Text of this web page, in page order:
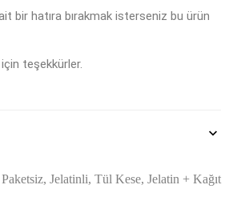
bir hatıra bırakmak isterseniz bu ürün
teşekkürler.
Paketsiz, Jelatinli, Tül Kese, Jelatin + Kağıt